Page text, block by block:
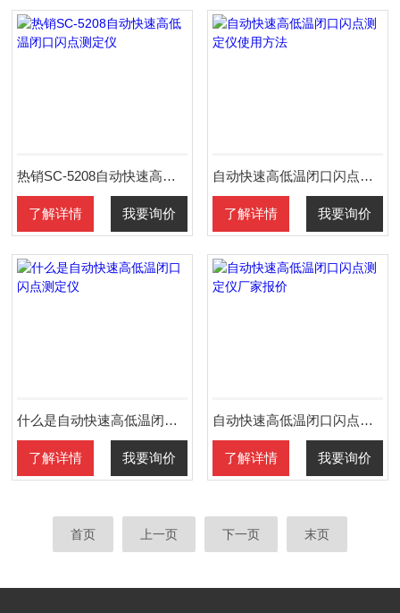
热销SC-5208自动快速高低温闭口闪点测定仪
了解详情 我要询价
自动快速高低温闭口闪点测定仪使用方法
了解详情 我要询价
什么是自动快速高低温闭口闪点测定仪
了解详情 我要询价
自动快速高低温闭口闪点测定仪厂家报价
了解详情 我要询价
首页 上一页 下一页 末页